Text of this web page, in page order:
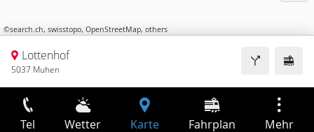
©search.ch, swisstopo, OpenStreetMap, others
Lottenhof
5037 Muhen
Tel Wetter Karte Fahrplan Mehr